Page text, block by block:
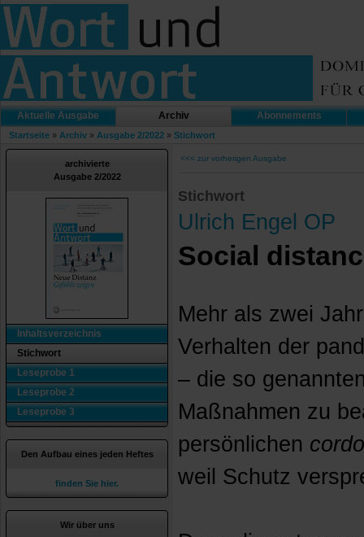
Aktuelle Ausgabe Archiv Abonnements
Startseite » Archiv » Ausgabe 2/2022 » Stichwort
archivierte
Ausgabe 2/2022
Inhaltsverzeichnis
Stichwort
Leseprobe 1
Leseprobe 2
Leseprobe 3
Den Aufbau eines jeden Heftes
finden Sie hier.
Wir über uns
<<< zur vorherigen Ausgabe
Stichwort
Ulrich Engel OP
Social
Mehr als zwei
Verhalten der
– die so
Maßnahmen zu
persönlichen
weil Schutz